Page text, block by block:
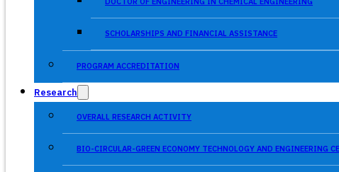
SCHOLARSHIPS AND FINANCIAL ASSISTANCE
PROGRAM ACCREDITATION
Research
OVERALL RESEARCH ACTIVITY
BIO-CIRCULAR-GREEN ECONOMY TECHNOLOGY AND ENGINEERING